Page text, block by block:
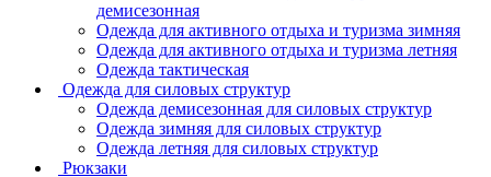
демисезонная
Одежда для активного отдыха и туризма зимняя
Одежда для активного отдыха и туризма летняя
Одежда тактическая
Одежда для силовых структур
Одежда демисезонная для силовых структур
Одежда зимняя для силовых структур
Одежда летняя для силовых структур
Рюкзаки